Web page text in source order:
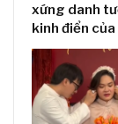
xứng danh
kinh điển